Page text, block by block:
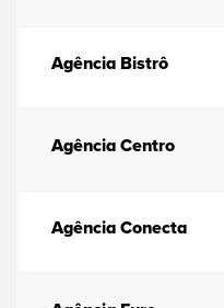
Agência Bistrô
Agência Centro
Agência Conecta